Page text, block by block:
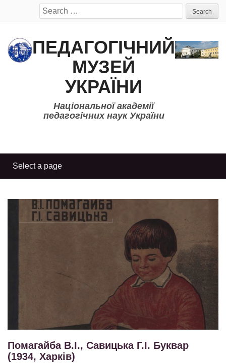
Search
for:
ПЕДАГОГІЧНИЙ
МУЗЕЙ
УКРАЇНИ
Національної академії
педагогічних наук України
Помагайба В.І., Савицька Г.І. Буквар
(1934, Харків)